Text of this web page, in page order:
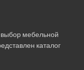
мебельной
каталог